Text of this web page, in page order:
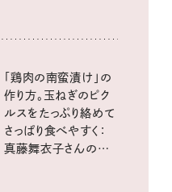
「鶏肉の南蛮漬け」の
作り方。玉ねぎのピク
ルスをたっぷり絡めて
さっぱり食べやすく：
真藤舞衣子さんの発